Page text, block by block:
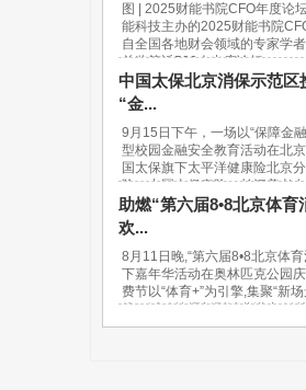
图 | 2025财能书院CFO年度论
能科技主办的2025财能书院
自全国各地财会领域的专家学
总监等近500人出席论坛。...
中国太保北京消保示范
“金...
9月15日下午，一场以“保障金
型校园金融安全教育活动在北
国太保旗下太平洋健康险北京
险、中国太保寿险、长江养老
助燃“第六届8•8北京体
欢...
8月11日晚,“第六届8•8北京体
下嘉年华活动在奥林匹克公园
费节以“体育+”为引擎,集聚“新
线下活动挖掘新型消费潜力,链